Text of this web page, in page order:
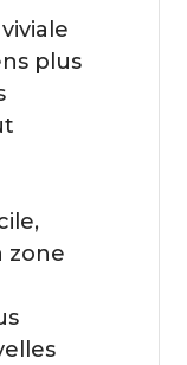
plus
zone